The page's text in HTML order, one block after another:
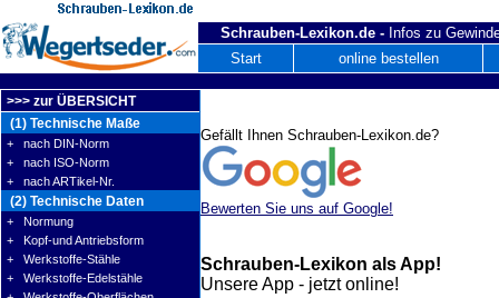
Schrauben-Lexikon.de - Infos zu
Start
online bestellen
>>> zur ÜBERSICHT
(1) Technische Maße
+ nach DIN-Norm
+ nach ISO-Norm
+ nach ARTikel-Nr.
(2) Technische Daten
+ Normung
+ Kopf-und Antriebsform
+ Werkstoffe-Stähle
+ Werkstoffe-Edelstähle
Gefällt Ihnen Schrauben-Lexikon.de?
Bewerten Sie uns auf Google!
Schrauben-Lexikon als App!
Unsere App - jetzt online!